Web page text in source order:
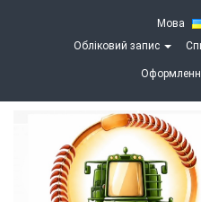
Мова
Обліковий запис